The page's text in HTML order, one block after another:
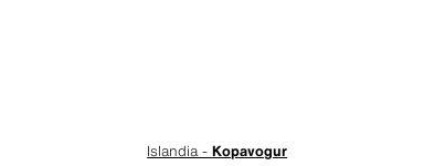
Islandia -Kopavogur